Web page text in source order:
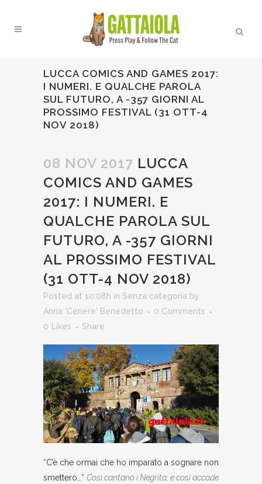
LUCCA COMICS AND GAMES 2017:
I NUMERI. E QUALCHE PAROLA
SUL FUTURO, A -357 GIORNI AL
PROSSIMO FESTIVAL (31 OTT-4
NOV 2018)
08 NOV 2017 LUCCA
COMICS AND GAMES
2017: I NUMERI. E
QUALCHE PAROLA SUL
FUTURO, A -357 GIORNI
AL PROSSIMO FESTIVAL
(31 OTT-4 NOV 2018)
Posted at 10:08h in Senza categoria by
Anna 'Cenere' Benedetto
0 Comments
0
Likes Share
“C’è che ormai che ho imparato a sognare non
smetterò…” Così cantano i Negrita, e così accade